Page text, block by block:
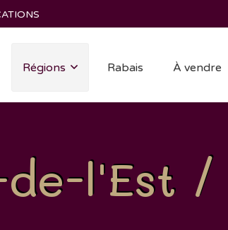
Régions Rabais À vendre
de-l'Est